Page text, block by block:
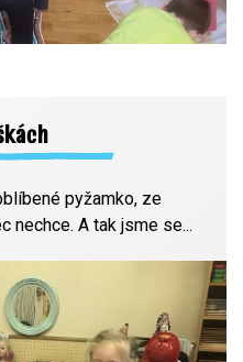
pyžamko, ze
nechce. A tak jsme se...